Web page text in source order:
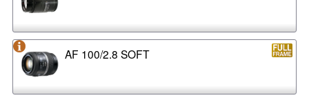
AF 100/2.8 SOFT